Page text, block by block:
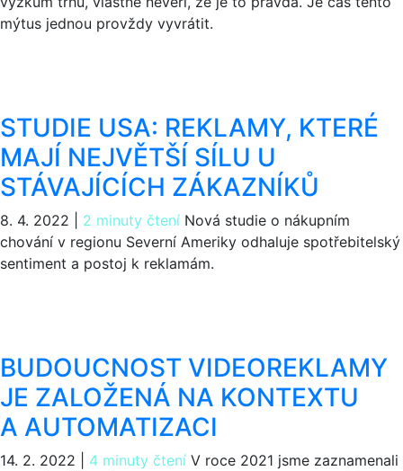
mýtus jednou provždy vyvrátit.
STUDIE USA: REKLAMY, KTERÉ
MAJÍ NEJVĚTŠÍ SÍLU U
STÁVAJÍCÍCH ZÁKAZNÍKŮ
8. 4. 2022 2 minuty čtení Nová studie o nákupním
chování v regionu Severní Ameriky odhaluje spotřebitelský
sentiment a postoj k reklamám.
BUDOUCNOST VIDEOREKLAMY
JE ZALOŽENÁ NA KONTEXTU
A AUTOMATIZACI
14. 2. 2022 4 minuty čtení V roce 2021 jsme zaznamenali